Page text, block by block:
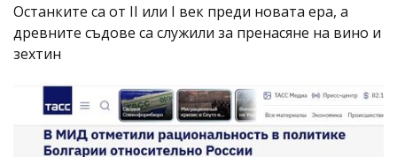
Останките са от II или I век преди новата ера, а
древните съдове са служили за пренасяне на вино и
зехтин